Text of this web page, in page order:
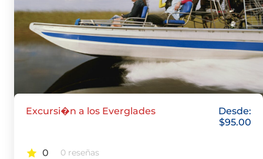
Excursi�n a los Everglades
Desde:
$95.00
0 0 reseñas